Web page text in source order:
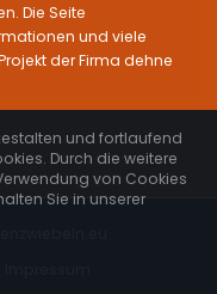
Die Seite
und viele
der Firma dehne
und fortlaufend
Durch die weitere
von Cookies
Sie in unserer